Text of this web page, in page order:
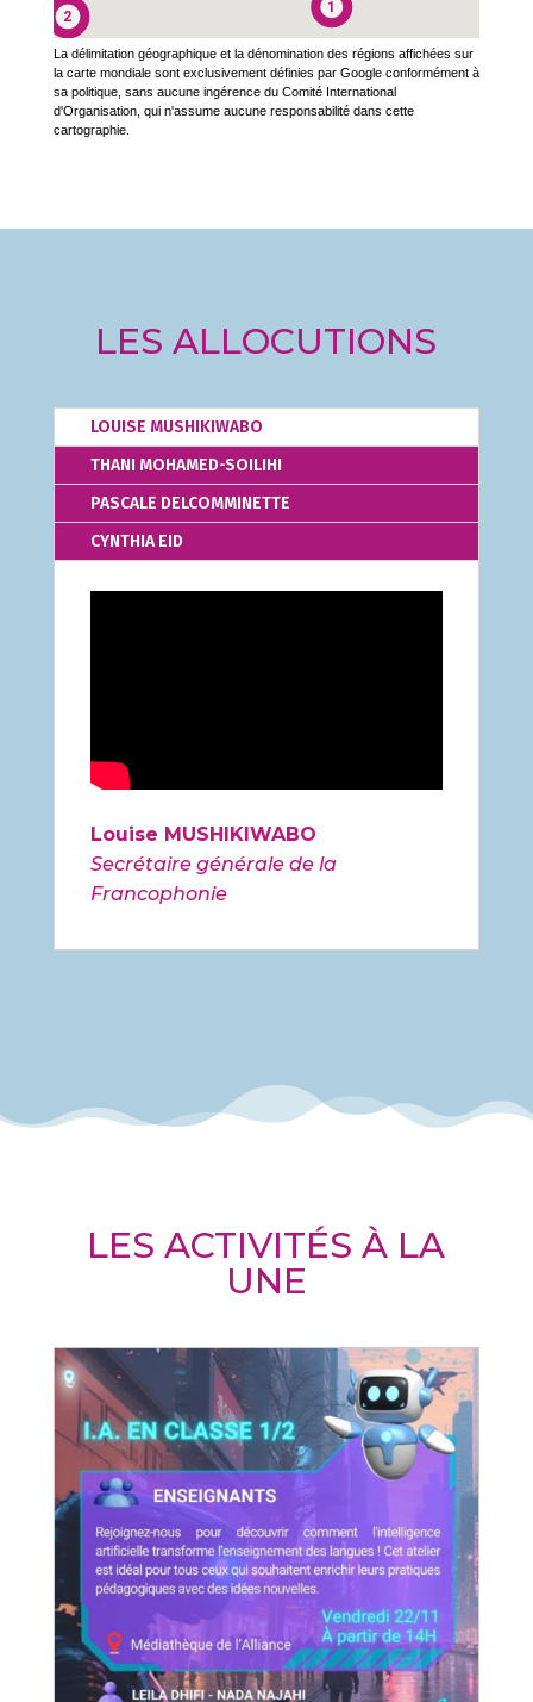
1
2
La délimitation géographique et la dénomination des régions affichées sur
la carte mondiale sont exclusivement définies par Google conformément à
sa politique, sans aucune ingérence du Comité International
d'Organisation, qui n'assume aucune responsabilité dans cette
cartographie.
LES ALLOCUTIONS
LOUISE MUSHIKIWABO
THANI MOHAMED-SOILIHI
PASCALE DELCOMMINETTE
CYNTHIA EID
Louise MUSHIKIWABO
Secrétaire générale de la
Francophonie
LES ACTIVITÉS À LA
UNE